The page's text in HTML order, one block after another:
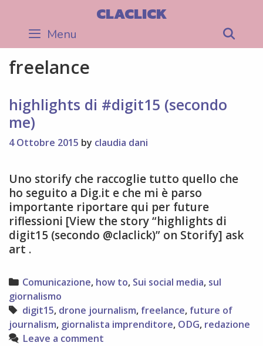
content
CLACLICK
Menu
freelance
highlights di #digit15 (secondo
me)
4 Ottobre 2015 by claudia dani
Uno storify che raccoglie tutto quello che
ho seguito a Dig.it e che mi è parso
importante riportare qui per future
riflessioni [View the story “highlights di
digit15 (secondo @claclick)” on Storify] ask
art .
Categories
Comunicazione, how to, Sui social media, sul
giornalismo
Tags
digit15, drone journalism, freelance, future of
journalism, giornalista imprenditore, ODG, redazione
Leave a comment